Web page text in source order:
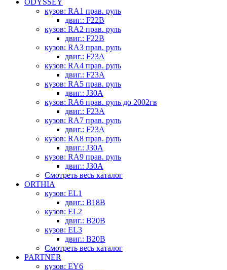
ODYSSEY
кузов: RA1 прав. руль
двиг.: F22B
кузов: RA2 прав. руль
двиг.: F22B
кузов: RA3 прав. руль
двиг.: F23A
кузов: RA4 прав. руль
двиг.: F23A
кузов: RA5 прав. руль
двиг.: J30A
кузов: RA6 прав. руль до 2002гв
двиг.: F23A
кузов: RA7 прав. руль
двиг.: F23A
кузов: RA8 прав. руль
двиг.: J30A
кузов: RA9 прав. руль
двиг.: J30A
Смотреть весь каталог
ORTHIA
кузов: EL1
двиг.: B18B
кузов: EL2
двиг.: B20B
кузов: EL3
двиг.: B20B
Смотреть весь каталог
PARTNER
кузов: EY6